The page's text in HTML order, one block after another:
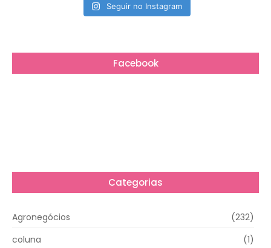
Seguir no Instagram
Facebook
Categorias
Agronegócios
(232)
coluna
(1)